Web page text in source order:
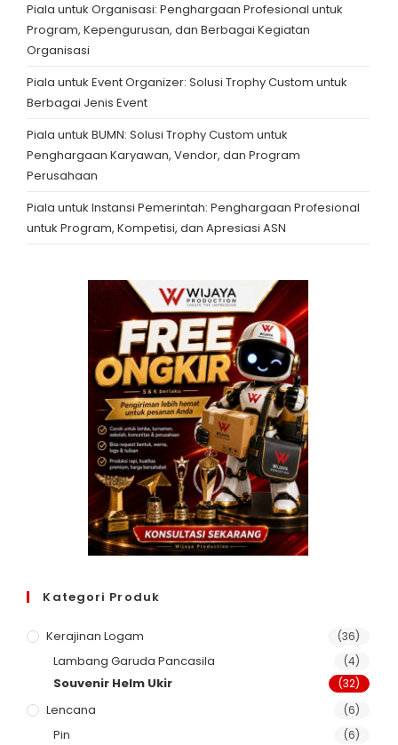
Piala untuk Organisasi: Penghargaan Profesional untuk
Program, Kepengurusan, dan Berbagai Kegiatan
Organisasi
Piala untuk Event Organizer: Solusi Trophy Custom untuk
Berbagai Jenis Event
Piala untuk BUMN: Solusi Trophy Custom untuk
Penghargaan Karyawan, Vendor, dan Program
Perusahaan
Piala untuk Instansi Pemerintah: Penghargaan Profesional
untuk Program, Kompetisi, dan Apresiasi ASN
Kategori Produk
Kerajinan Logam (36)
Lambang Garuda Pancasila (4)
Souvenir Helm Ukir (32)
Lencana (6)
Pin (6)